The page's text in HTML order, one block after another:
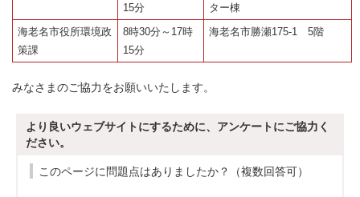
15分
ター棟
海老名市役所環境政
策課
8時30分～17時
15分
海老名市勝瀬175-1 5階
みなさまのご協力をお願いいたします。
より良いウェブサイトにするために、アンケートにご協力く
ださい。
このページに問題点はありましたか？（複数回答可）